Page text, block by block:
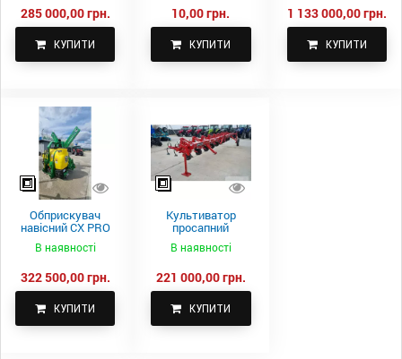
285 000,00 грн.
КУПИТИ
10,00 грн.
КУПИТИ
1 133 000,00 грн.
КУПИТИ
Обприскувач
навісний CX PRO
В наявності
322 500,00 грн.
КУПИТИ
Культиватор
просапний
КПН-5,6-05
В наявності
221 000,00 грн.
КУПИТИ